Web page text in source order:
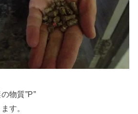
物質”P”
す。